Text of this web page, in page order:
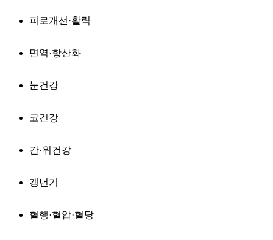
피로개선·활력
면역·항산화
눈건강
코건강
간·위건강
갱년기
혈행·혈압·혈당